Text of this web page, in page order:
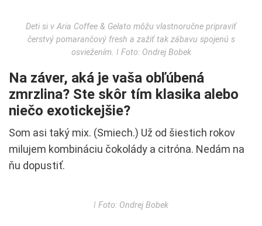
Deti si v Aria Coffee & Gelato môžu vlastnoručne pripraviť
čerstvý pomarančový fresh a zažiť tak zábavu spojenú s
osviežením. ǀ Foto: Ondrej Bobek
Na záver, aká je vaša obľúbená
zmrzlina? Ste skôr tím klasika alebo
niečo exotickejšie?
Som asi taký mix. (Smiech.) Už od šiestich rokov
milujem kombináciu čokolády a citróna. Nedám na
ňu dopustiť.
ǀ Foto: Ondrej Bobek